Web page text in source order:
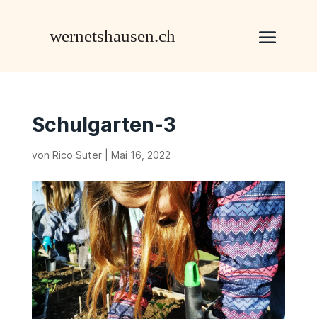
Schulgarten-3
von Rico Suter| Mai 16, 2022